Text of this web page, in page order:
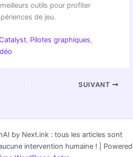
outils pour profiter
de jeu.
Catalyst, Pilotes graphiques,
SUIVANT
by Next.ink : tous les articles sont
intervention humaine ! | Powered